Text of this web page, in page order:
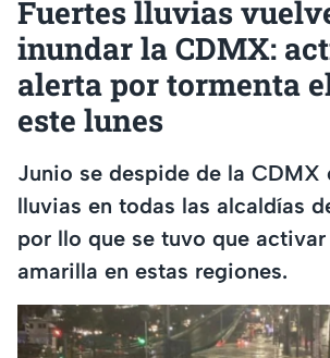
Fuertes lluvias
inundar la CDMX:
alerta por tormenta
este lunes
Junio se despide de la CDMX
lluvias en todas las alcaldías
por llo que se tuvo que activar
amarilla en estas regiones.